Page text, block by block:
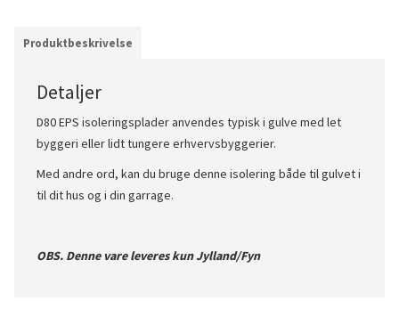
Produktbeskrivelse
Detaljer
D80 EPS isoleringsplader anvendes typisk i gulve med let
byggeri eller lidt tungere erhvervsbyggerier.
Med andre ord, kan du bruge denne isolering både til gulvet i
til dit hus og i din garrage.
OBS. Denne vare leveres kun Jylland/Fyn